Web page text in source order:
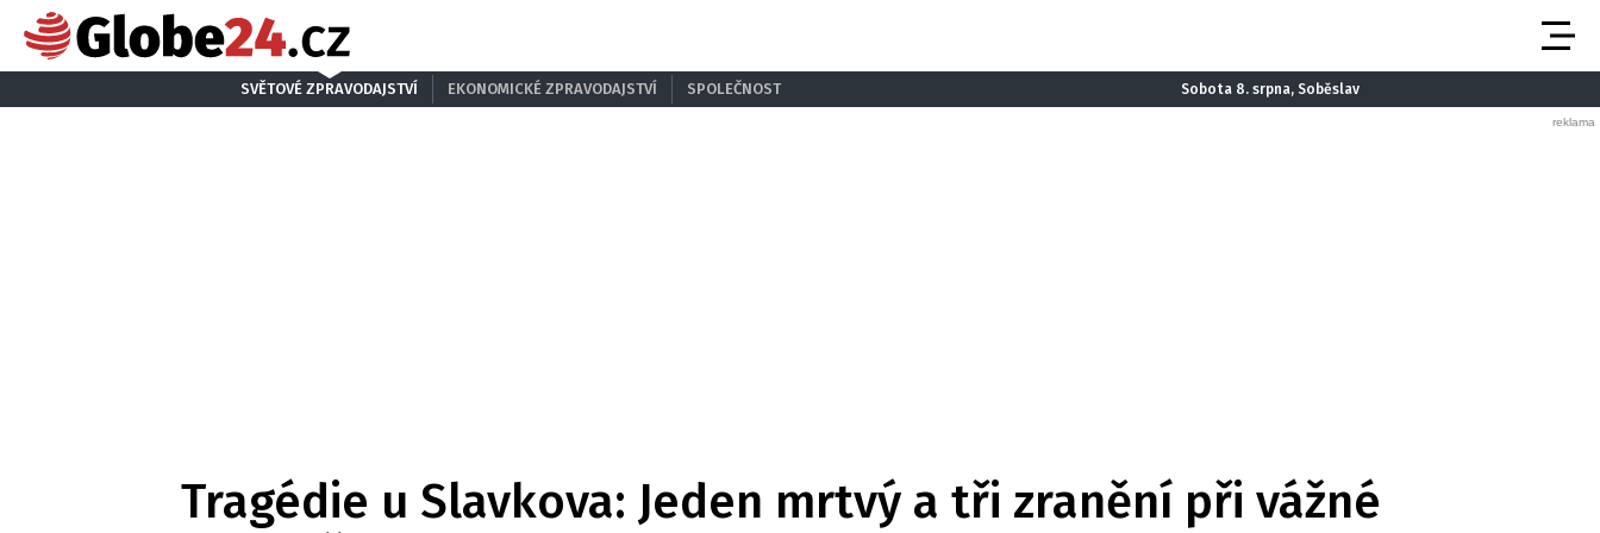
SVĚTOVÉ ZPRAVODAJSTVÍ EKONOMICKÉ ZPRAVODAJSTVÍ SPOLEČNOST Sobota 8. srpna, Soběslav
Tragédie u Slavkova: Jeden mrtvý a tři zranění při vážné